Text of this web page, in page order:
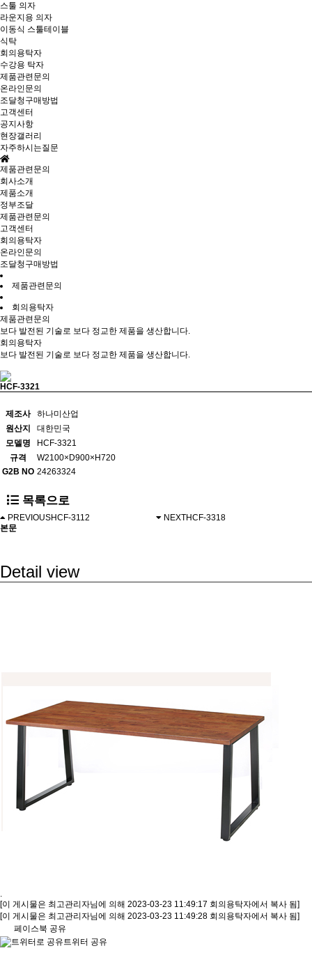
스툴 의자
라운지용 의자
이동식 스툴테이블
식탁
회의용탁자
수강용 탁자
제품관련문의
온라인문의
조달청구매방법
고객센터
공지사항
현장갤러리
자주하시는질문
제품관련문의
회사소개
제품소개
정부조달
제품관련문의
고객센터
회의용탁자
온라인문의
조달청구매방법
제품관련문의
회의용탁자
제품관련문의
보다 발전된 기술로 보다 정교한 제품을 생산합니다.
회의용탁자
보다 발전된 기술로 보다 정교한 제품을 생산합니다.
HCF-3321
제조사
하나미산업
원산지
대한민국
모델명
HCF-3321
규격
W2100×D900×H720
G2B NO 24263324
목록으로
PREVIOUSHCF-3112 NEXTHCF-3318
본문
Detail view
.
[이 게시물은 최고관리자님에 의해 2023-03-23 11:49:17 회의용탁자에서 복사 됨]
[이 게시물은 최고관리자님에 의해 2023-03-23 11:49:28 회의용탁자에서 복사 됨]
페이스북 공유
트위터 공유